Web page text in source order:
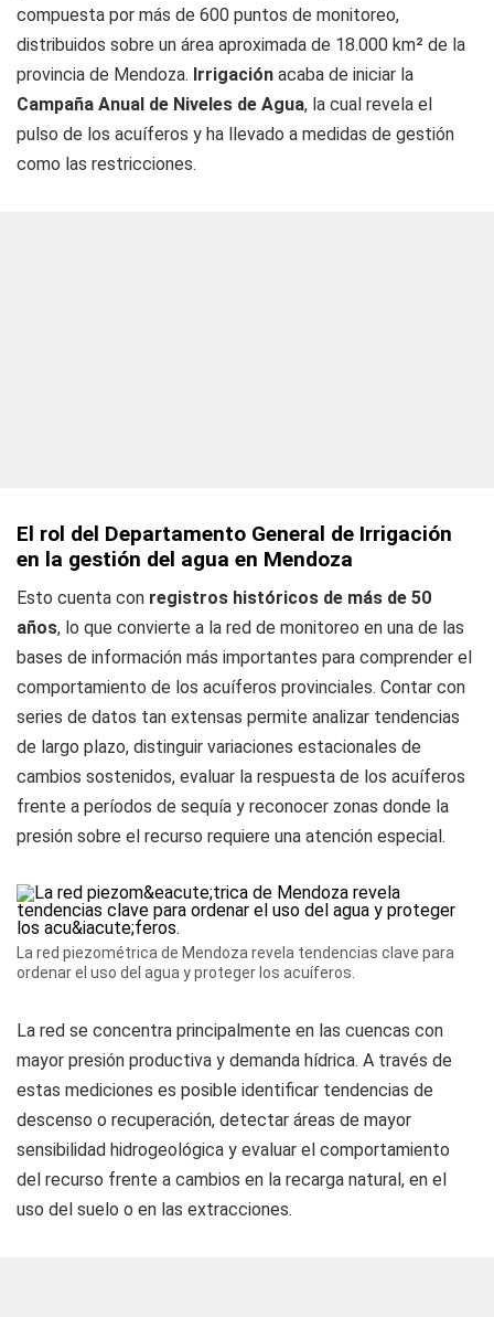
compuesta por más de 600 puntos de monitoreo,
distribuidos sobre un área aproximada de 18.000 km² de la
provincia de Mendoza. Irrigación acaba de iniciar la
Campaña Anual de Niveles de Agua, la cual revela el
pulso de los acuíferos y ha llevado a medidas de gestión
como las restricciones.
El rol del Departamento General de Irrigación
en la gestión del agua en Mendoza
Esto cuenta con registros históricos de más de 50
años, lo que convierte a la red de monitoreo en una de las
bases de información más importantes para comprender el
comportamiento de los acuíferos provinciales. Contar con
series de datos tan extensas permite analizar tendencias
de largo plazo, distinguir variaciones estacionales de
cambios sostenidos, evaluar la respuesta de los acuíferos
frente a períodos de sequía y reconocer zonas donde la
presión sobre el recurso requiere una atención especial.
La red piezométrica de Mendoza revela tendencias clave para
ordenar el uso del agua y proteger los acuíferos.
La red se concentra principalmente en las cuencas con
mayor presión productiva y demanda hídrica. A través de
estas mediciones es posible identificar tendencias de
descenso o recuperación, detectar áreas de mayor
sensibilidad hidrogeológica y evaluar el comportamiento
del recurso frente a cambios en la recarga natural, en el
uso del suelo o en las extracciones.